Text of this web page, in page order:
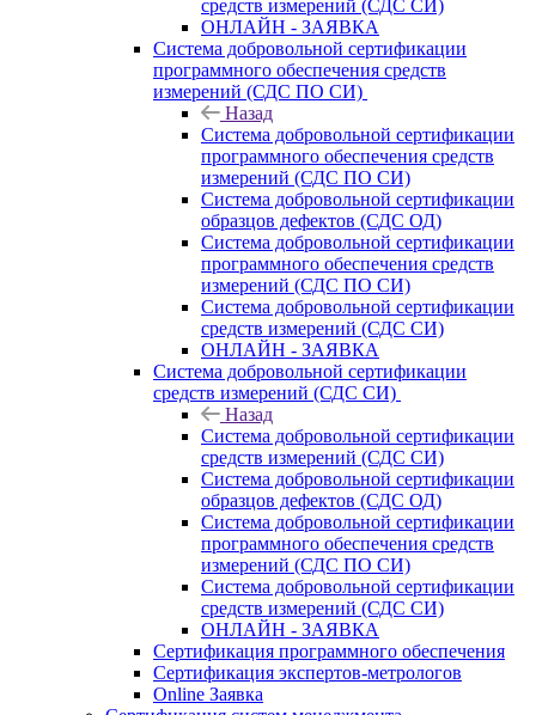
средств измерений (СДС СИ)
ОНЛАЙН - ЗАЯВКА
Система добровольной сертификации
программного обеспечения средств
измерений (СДС ПО СИ)
Назад
Система добровольной сертификации
программного обеспечения средств
измерений (СДС ПО СИ)
Система добровольной сертификации
образцов дефектов (СДС ОД)
Система добровольной сертификации
программного обеспечения средств
измерений (СДС ПО СИ)
Система добровольной сертификации
средств измерений (СДС СИ)
ОНЛАЙН - ЗАЯВКА
Система добровольной сертификации
средств измерений (СДС СИ)
Назад
Система добровольной сертификации
средств измерений (СДС СИ)
Система добровольной сертификации
образцов дефектов (СДС ОД)
Система добровольной сертификации
программного обеспечения средств
измерений (СДС ПО СИ)
Система добровольной сертификации
средств измерений (СДС СИ)
ОНЛАЙН - ЗАЯВКА
Сертификация программного обеспечения
Сертификация экспертов-метрологов
Online Заявка